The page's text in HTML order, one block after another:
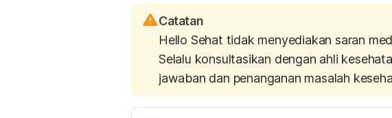
Catatan
Hello Sehat tidak menyediakan saran
Selalu konsultasikan dengan ahli
jawaban dan penanganan masalah